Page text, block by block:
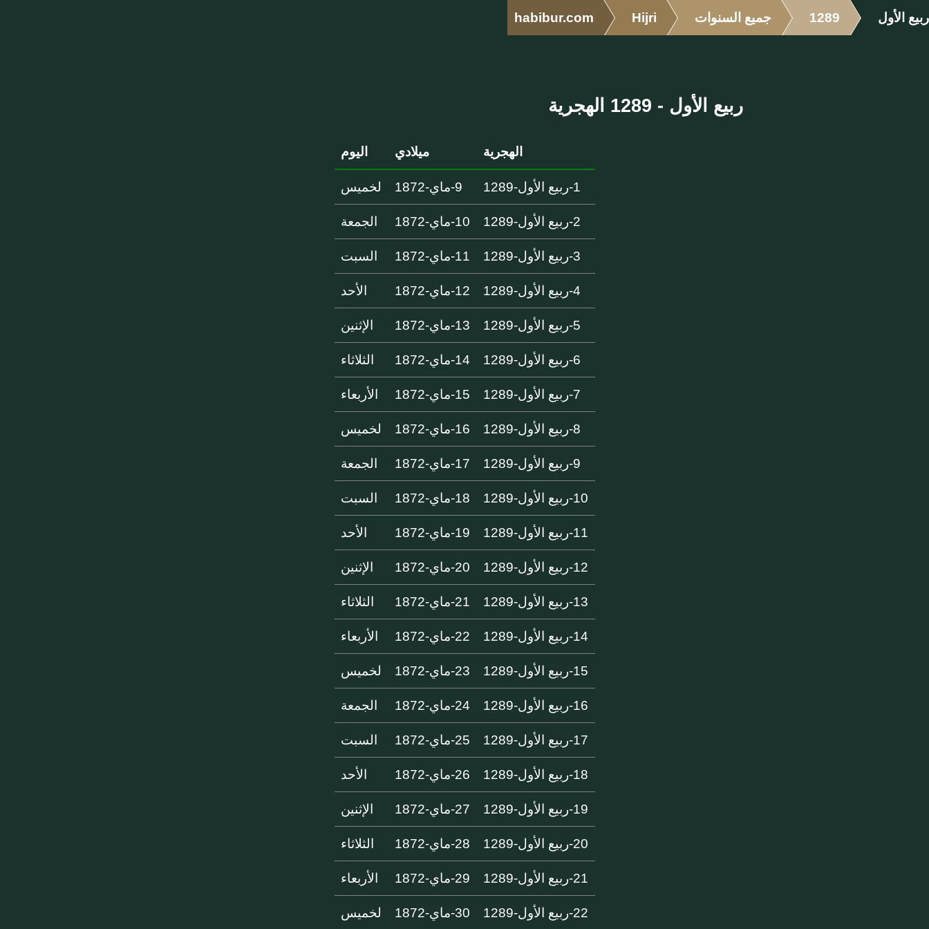
habibur.com Hijri جميع السنوات 1289 ربيع الأول
ربيع الأول - 1289 الهجرية
الهجرية ميلادي اليوم
1-ربيع الأول-1289 9-ماي-1872 لخميس
2-ربيع الأول-1289 10-ماي-1872 الجمعة
3-ربيع الأول-1289 11-ماي-1872 السبت
4-ربيع الأول-1289 12-ماي-1872 الأحد
5-ربيع الأول-1289 13-ماي-1872 الإثنين
6-ربيع الأول-1289 14-ماي-1872 الثلاثاء
7-ربيع الأول-1289 15-ماي-1872 الأربعاء
8-ربيع الأول-1289 16-ماي-1872 لخميس
9-ربيع الأول-1289 17-ماي-1872 الجمعة
10-ربيع الأول-1289 18-ماي-1872 السبت
11-ربيع الأول-1289 19-ماي-1872 الأحد
12-ربيع الأول-1289 20-ماي-1872 الإثنين
13-ربيع الأول-1289 21-ماي-1872 الثلاثاء
14-ربيع الأول-1289 22-ماي-1872 الأربعاء
15-ربيع الأول-1289 23-ماي-1872 لخميس
16-ربيع الأول-1289 24-ماي-1872 الجمعة
17-ربيع الأول-1289 25-ماي-1872 السبت
18-ربيع الأول-1289 26-ماي-1872 الأحد
19-ربيع الأول-1289 27-ماي-1872 الإثنين
20-ربيع الأول-1289 28-ماي-1872 الثلاثاء
21-ربيع الأول-1289 29-ماي-1872 الأربعاء
22-ربيع الأول-1289 30-ماي-1872 لخميس